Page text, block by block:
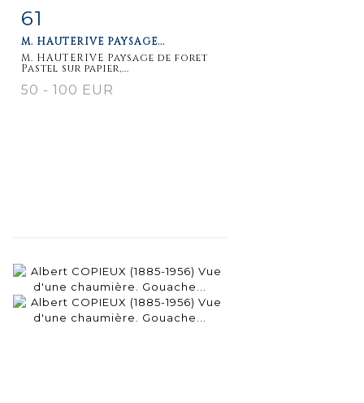
Item detail
61
M. HAUTERIVE PAYSAGE...
M. HAUTERIVE Paysage de foret
Pastel sur papier,...
50 - 100 EUR